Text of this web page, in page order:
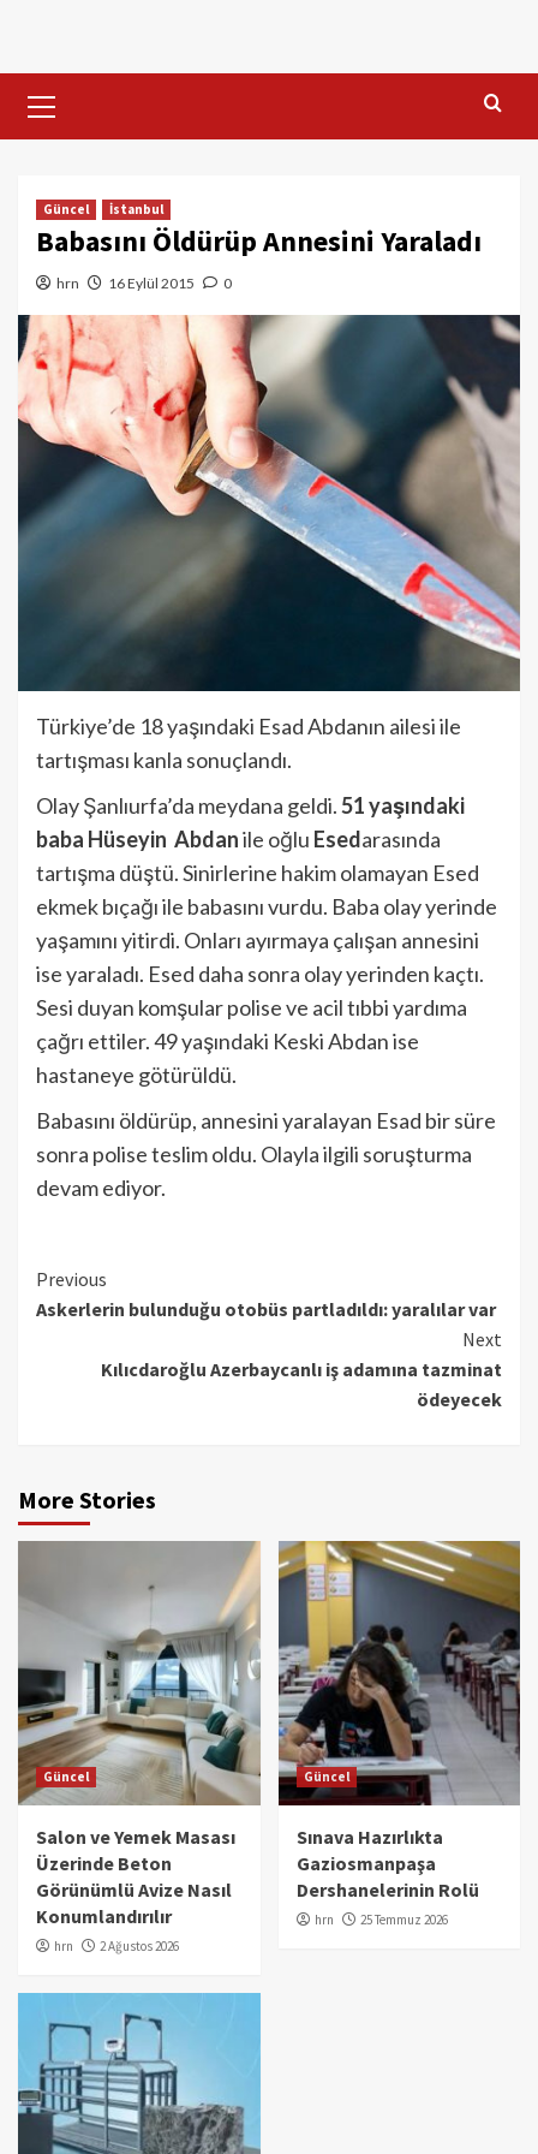
content
Menu
Güncel İstanbul
Babasını Öldürüp Annesini Yaraladı
hrn 16 Eylül 2015 0
Türkiye’de 18 yaşındaki Esad Abdanın ailesi ile
tartışması kanla sonuçlandı.
Olay Şanlıurfa’da meydana geldi.51 yaşındaki
baba Hüseyin Abdanile oğlu Esedarasında
tartışma düştü. Sinirlerine hakim olamayan Esed
ekmek bıçağı ile babasını vurdu. Baba olay yerinde
yaşamını yitirdi. Onları ayırmaya çalışan annesini
ise yaraladı. Esed daha sonra olay yerinden kaçtı.
Sesi duyan komşular polise ve acil tıbbi yardıma
çağrı ettiler. 49 yaşındaki Keski Abdan ise
hastaneye götürüldü.
Babasını öldürüp, annesini yaralayan Esad bir süre
sonra polise teslim oldu. Olayla ilgili soruşturma
devam ediyor.
Continue
Reading
Previous
Askerlerin bulunduğu otobüs partladıldı: yaralılar var
Next
Kılıcdaroğlu Azerbaycanlı iş adamına tazminat
ödeyecek
More Stories
Güncel
Salon ve Yemek Masası
Üzerinde Beton
Görünümlü Avize Nasıl
Konumlandırılır
hrn 2 Ağustos 2026
Güncel
Sınava Hazırlıkta
Gaziosmanpaşa
Dershanelerinin Rolü
hrn 25 Temmuz 2026